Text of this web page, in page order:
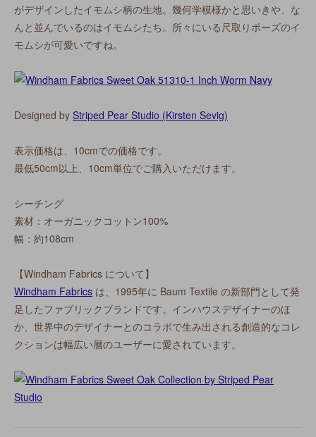
がデザインしたイモムシ柄の生地。幾何学模様かと思いきや、な
んと並んでいるのはイモムシたち。所々にいる尺取りポーズのイ
モムシが可愛いですね。
Designed by Striped Pear Studio (Kirsten Sevig)
表示価格は、10cmでの価格です。
最低50cm以上、10cm単位でご購入いただけます。
シーチング
素材：オーガニックコットン100%
幅：約108cm
【Windham Fabrics について】
Windham Fabrics は、1995年に Baum Textile の新部門として発
足したファブリックブランドです。インハウスデザイナーのほ
か、世界中のデザイナーとのコラボで生み出される創造的なコレ
クションは幅広い層のユーザーに愛されています。